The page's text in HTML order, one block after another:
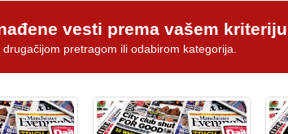
vesti prema vašem
drugačijom pretragom ili odabirom kategorija.